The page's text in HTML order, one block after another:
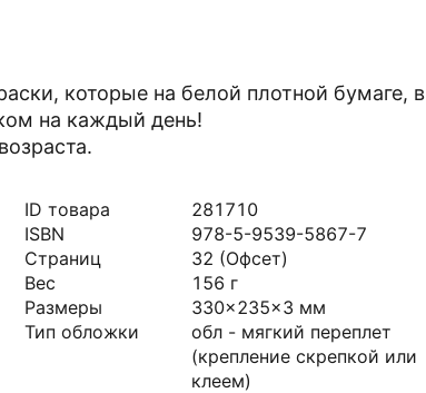
которые на белой плотной бумаге, в
на каждый день!
ID товара
281710
ISBN
978-5-9539-5867-7
Страниц
32 (Офсет)
Вес
156 г
Размеры
330x235x3 мм
Тип обложки
обл - мягкий переплет
(крепление скрепкой или
клеем)